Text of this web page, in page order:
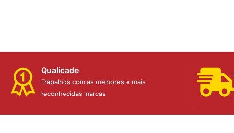
Qualidade
Trabalhos com as melhores e mais
reconhecidas marcas